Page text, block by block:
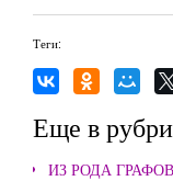
Теги:
Еще в
ИЗ РОДА